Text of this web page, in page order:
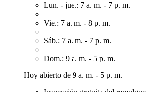
Lun. - jue.: 7 a. m. - 7 p. m.
Vie.: 7 a. m. - 8 p. m.
Sáb.: 7 a. m. - 7 p. m.
Dom.: 9 a. m. - 5 p. m.
Hoy abierto de 9 a. m. - 5 p. m.